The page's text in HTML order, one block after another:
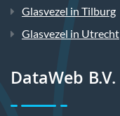
Glasvezel in Tilburg
Glasvezel in Utrecht
DataWeb B.V.